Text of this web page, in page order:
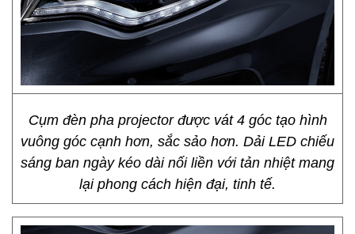
Cụm đèn pha projector được vát 4 góc tạo hình
vuông góc cạnh hơn, sắc sảo hơn. Dải LED chiếu
sáng ban ngày kéo dài nối liền với tản nhiệt mang
lại phong cách hiện đại, tinh tế.